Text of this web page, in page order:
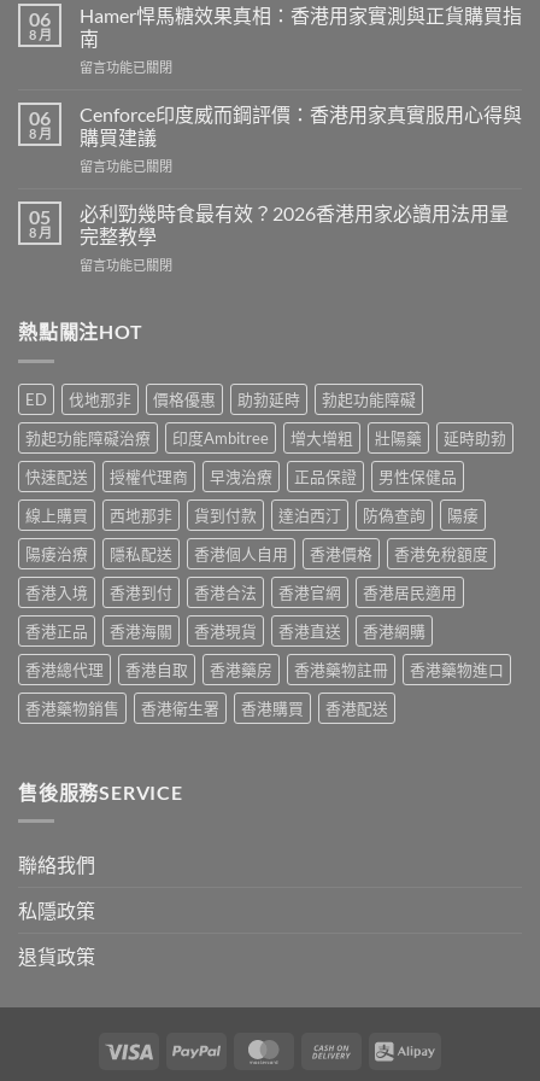
利
士
副
作
有
哪
些？
Cialis
見
副
用
說
安
全
服
用
指
南〉
中
06
8 月
Hamer悍馬糖效果真相：香港用家實測與正貨購買指
南
在
悍
馬
糖
效
真
相：
香
港
實
正
貨
購
買
指
南〉
中
留言功能已關閉
06
8 月
Cenforce印度威而鋼評價：香港用家真實服用心得與
購買建議
在
印
度
威
而
價：
用
家
真
實
服
用
心
得
與
購
買
建
議〉
中
留言功能已關閉
05
8 月
必利勁幾時食最有效？2026香港用家必讀用法用量
完整教學
在
勁
幾
食
最
有
效？
2026
香
港
用
家
必
讀
用
法
用
量
完
整
留言功能已關閉
熱點關注HOT
ED 伐地那非 價格優惠 助勃延時
勃起功能障礙
勃起功能障礙治療
印度Ambitree 增大增粗 壯陽藥
延時助勃
快速配送
授權代理商 早洩治療 正品保證
男性保健品
線上購買
西地那非 貨到付款 達泊西汀 防偽查詢
陽痿
陽痿治療
隱私配送 香港個人自用 香港價格
香港免稅額度
香港入境
香港到付 香港合法 香港官網
香港居民適用
香港正品
香港海關 香港現貨 香港直送
香港網購
香港總代理
香港自取 香港藥房 香港藥物註冊
香港藥物進口
香港藥物銷售
香港衛生署 香港購買 香港配送
售後服務SERVICE
聯絡我們
私隱政策
退貨政策
Visa PayPal MasterCardCash
Alipay